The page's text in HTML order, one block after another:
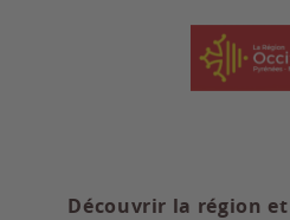
Découvrir la région